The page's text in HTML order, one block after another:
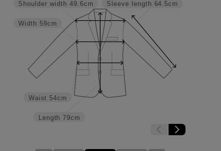
Sleeve length 64.5cm
Length 79cm
Waist 54cm
Width 59cm
Shoulder width 49.6cm